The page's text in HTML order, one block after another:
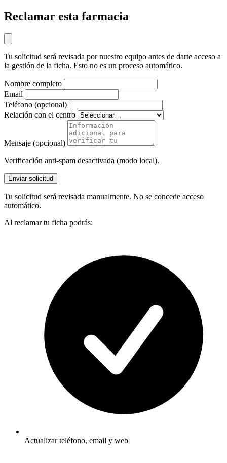
Reclamar esta farmacia
Tu solicitud será revisada por nuestro equipo antes de darte acceso a
la gestión de la ficha. Esto no es un proceso automático.
Nombre completo
Email
Teléfono (opcional)
Relación con el centro
Mensaje (opcional)
Verificación anti-spam desactivada (modo local).
Enviar solicitud
Tu solicitud será revisada manualmente. No se concede acceso
automático.
Al reclamar tu ficha podrás:
Actualizar teléfono, email y web